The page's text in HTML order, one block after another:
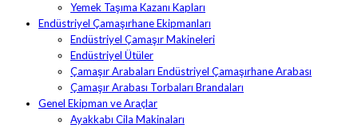
Yemek Taşıma Kazanı Kapları
Endüstriyel Çamaşırhane Ekipmanları
Endüstriyel Çamaşır Makineleri
Endüstriyel Ütüler
Çamaşır Arabaları Endüstriyel Çamaşırhane Arabası
Çamaşır Arabası Torbaları Brandaları
Genel Ekipman ve Araçlar
Ayakkabı Cila Makinaları